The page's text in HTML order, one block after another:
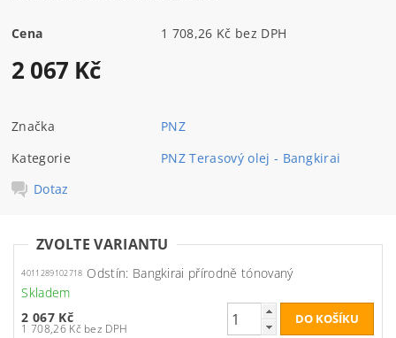
Cena 1 708,26 Kč bez DPH
2 067 Kč
Značka
PNZ
Kategorie
PNZ Terasový olej - Bangkirai
Dotaz
ZVOLTE VARIANTU
4011289102718 Odstín: Bangkirai přírodně tónovaný
Skladem
2 067 Kč
1 708,26 Kč bez DPH